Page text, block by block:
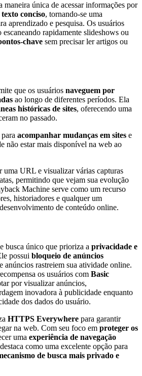
maneira única de acessar informações por
texto conciso, tornando-se uma
aprendizado e pesquisa. Os usuários
rapidamente slideshows ou
chave sem precisar ler artigos ou
que os usuários naveguem por
ao longo de diferentes períodos. Ela
históricas de sites, oferecendo uma
no passado.
acompanhar mudanças em sites e
não estar mais disponível na web ao
uma URL e visualizar várias capturas
permitindo que vejam sua evolução
Machine serve como um recurso
historiadores e qualquer um
de conteúdo online.
busca único que prioriza a privacidade e
possui bloqueio de anúncios
anúncios rastreiem sua atividade online.
os usuários com Basic
por visualizar anúncios,
inovadora à publicidade enquanto
dos dados do usuário.
HTTPS Everywhere para garantir
na web. Com seu foco em proteger os
uma experiência de navegação
como uma excelente opção para
de busca mais privado e